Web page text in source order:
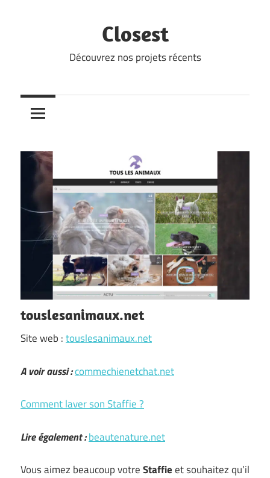
Closest
Découvrez nos projets récents
touslesanimaux.net
Site web :touslesanimaux.net
A voir aussi :commechienetchat.net
Comment laver son Staffie ?
Lire également :beautenature.net
Vous aimez beaucoup votreStaffieet souhaitez qu’il